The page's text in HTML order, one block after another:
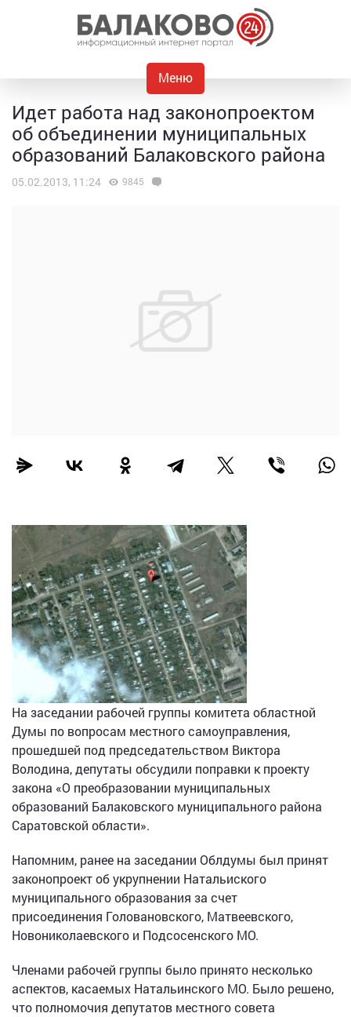
Меню
Идет работа над законопроектом
об объединении муниципальных
образований Балаковского района
05.02.2013, 11:24 9845
На заседании рабочей группы комитета областной
Думы по вопросам местного самоуправления,
прошедшей под председательством Виктора
Володина, депутаты обсудили поправки к проекту
закона «О преобразовании муниципальных
образований Балаковского муниципального района
Саратовской области».
Напомним, ранее на заседании Облдумы был принят
законопроект об укрупнении Натальиского
муниципального образования за счет
присоединения Головановского, Матвеевского,
Новониколаевского и Подсосенского МО.
Членами рабочей группы было принято несколько
аспектов, касаемых Натальинского МО. Было решено,
что полномочия депутатов местного совета